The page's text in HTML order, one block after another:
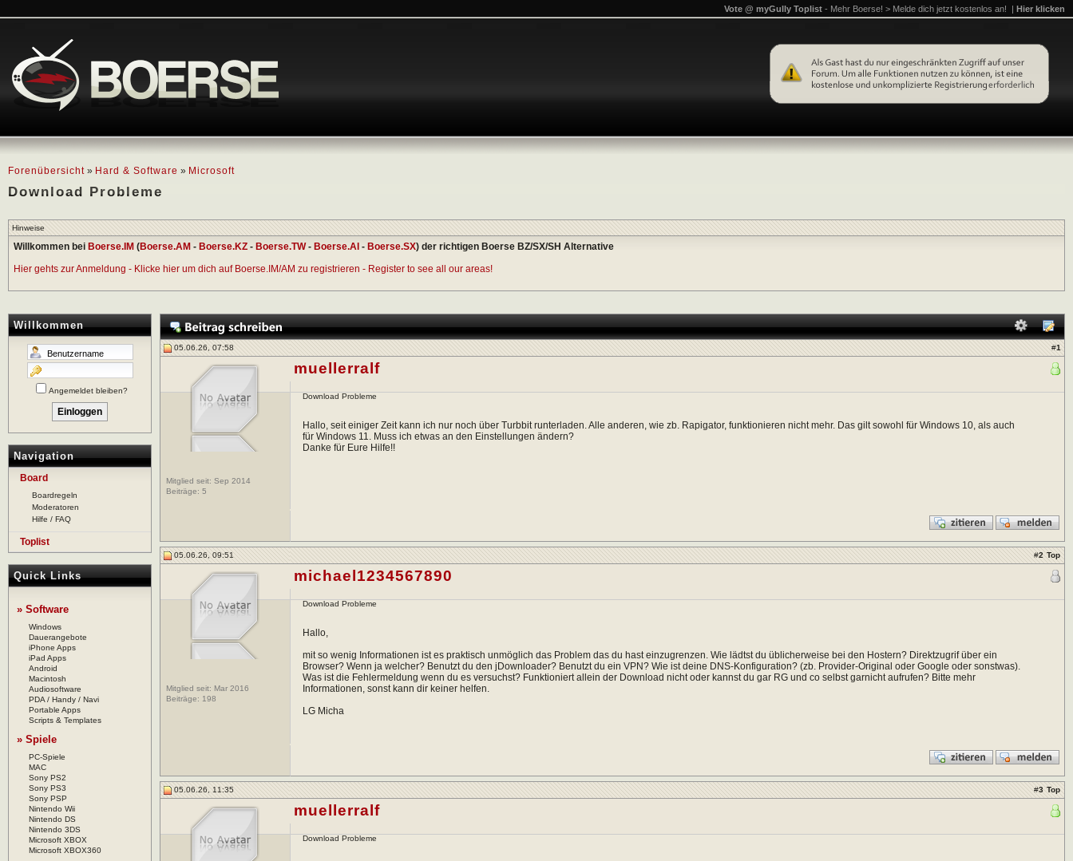
Forenübersicht » Hard & Software » Microsoft
Download Probleme
Vote @ myGully Toplist - Mehr Boerse! > Melde dich jetzt kostenlos an! | Hier klicken
Hinweise
Willkommen bei Boerse.IM (Boerse.AM - Boerse.KZ - Boerse.TW- Boerse.AI - Boerse.SX) der richtigen Boerse BZ/SX/SH Alternative
Hier gehts zur Anmeldung - Klicke hier um dich auf Boerse.IM/AM zu registrieren - Register to see all our areas!
Willkommen
Angemeldet bleiben?
Navigation
Board
Boardregeln
Moderatoren
Hilfe / FAQ
Toplist
Quick Links
» Software
Windows
Dauerangebote
iPhone Apps
iPad Apps
Android
Macintosh
Audiosoftware
PDA / Handy / Navi
Portable Apps
Scripts & Templates
» Spiele
PC-Spiele
MAC
Sony PS2
Sony PS3
Sony PSP
Nintendo Wii
Nintendo DS
Nintendo 3DS
Microsoft XBOX
Microsoft XBOX360
05.06.26, 07:58 #1
Mitglied seit: Sep 2014
Beiträge: 5
muellerralf
Download Probleme
Hallo, seit einiger Zeit kann ich nur noch über Turbbit runterladen. Alle anderen, wie zb. Rapigator, funktionieren nicht mehr. Das gilt sowohl für Windows 10, als auch
für Windows 11. Muss ich etwas an den Einstellungen ändern?
Danke für Eure Hilfe!!
05.06.26, 09:51 #2 Top
Mitglied seit: Mar 2016
Beiträge: 198
michael1234567890
Download Probleme
Hallo,
mit so wenig Informationen ist es praktisch unmöglich das Problem das du hast einzugrenzen. Wie lädtst du üblicherweise bei den Hostern? Direktzugrif über ein
Browser? Wenn ja welcher? Benutzt du den jDownloader? Benutzt du ein VPN? Wie ist deine DNS-Konfiguration? (zb. Provider-Original oder Google oder sonstwas).
Was ist die Fehlermeldung wenn du es versuchst? Funktioniert allein der Download nicht oder kannst du gar RG und co selbst garnicht aufrufen? Bitte mehr
Informationen, sonst kann dir keiner helfen.
LG Micha
05.06.26, 11:35 #3 Top
muellerralf
Download Probleme